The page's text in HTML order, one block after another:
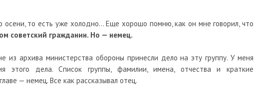
осени, то есть уже холодно… Еще хорошо помню, как он мне говорил, что
советский гражданин. Но — немец.
из архива министерства обороны принесли дело на эту группу. У меня
этого дела. Список группы, фамилии, имена, отчества и краткие
— немец. Все как рассказывал отец.